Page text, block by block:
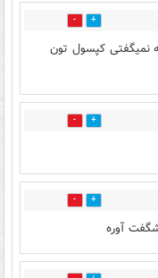
19
نمیگفتی کپسول تون
18
7
آوره